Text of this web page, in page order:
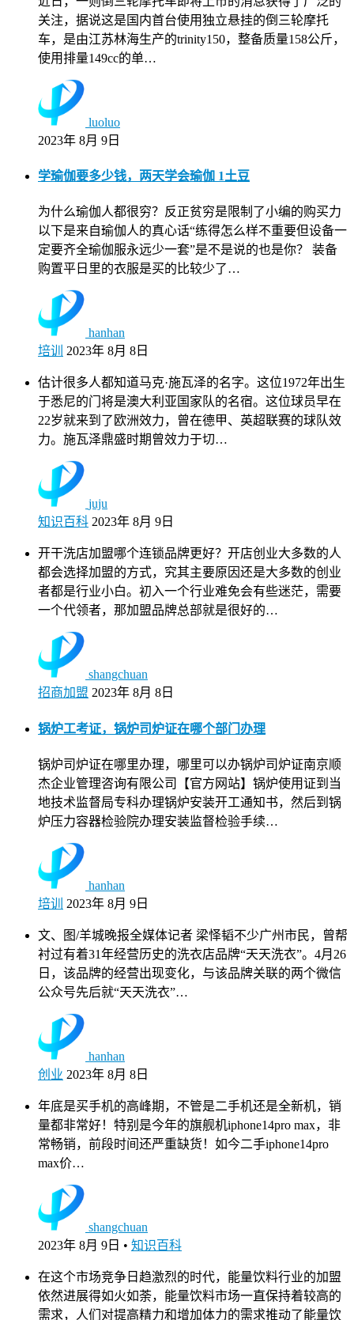
关注，据说这是国内首台使用独立悬挂的倒三轮摩托
车，是由江苏林海生产的trinity150，整备质量158公斤，
使用排量149cc的单…
luoluo
2023年 8月 9日
学瑜伽要多少钱，两天学会瑜伽 1土豆
为什么瑜伽人都很穷？反正贫穷是限制了小编的购买力
以下是来自瑜伽人的真心话“练得怎么样不重要但设备一
定要齐全瑜伽服永远少一套”是不是说的也是你？ 装备
购置平日里的衣服是买的比较少了…
hanhan
培训
2023年 8月 8日
估计很多人都知道马克·施瓦泽的名字。这位1972年出生
于悉尼的门将是澳大利亚国家队的名宿。这位球员早在
22岁就来到了欧洲效力，曾在德甲、英超联赛的球队效
力。施瓦泽鼎盛时期曾效力于切…
juju
知识百科 2023年 8月 9日
开干洗店加盟哪个连锁品牌更好？开店创业大多数的人
都会选择加盟的方式，究其主要原因还是大多数的创业
者都是行业小白。初入一个行业难免会有些迷茫，需要
一个代领者，那加盟品牌总部就是很好的…
shangchuan
招商加盟 2023年 8月 8日
锅炉工考证，锅炉司炉证在哪个部门办理
锅炉司炉证在哪里办理，哪里可以办锅炉司炉证南京顺
杰企业管理咨询有限公司【官方网站】锅炉使用证到当
地技术监督局专科办理锅炉安装开工通知书，然后到锅
炉压力容器检验院办理安装监督检验手续…
hanhan
培训
2023年 8月 9日
文、图/羊城晚报全媒体记者 梁怿韬不少广州市民，曾帮
衬过有着31年经营历史的洗衣店品牌“天天洗衣”。4月26
日，该品牌的经营出现变化，与该品牌关联的两个微信
公众号先后就“天天洗衣”…
hanhan
创业 2023年 8月 8日
年底是买手机的高峰期，不管是二手机还是全新机，销
量都非常好！特别是今年的旗舰机iphone14pro max，非
常畅销，前段时间还严重缺货！如今二手iphone14pro
max价…
shangchuan
2023年 8月 9日 • 知识百科
在这个市场竞争日趋激烈的时代，能量饮料行业的加盟
依然进展得如火如荼，能量饮料市场一直保持着较高的
需求，人们对提高精力和增加体力的需求推动了能量饮